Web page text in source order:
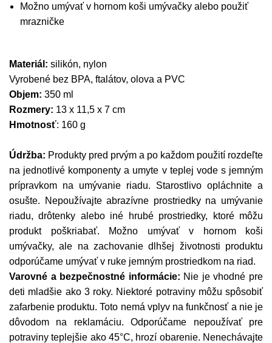
Možno umývať v hornom koši umývačky alebo použiť
mrazničke
Materiál: silikón, nylon
Vyrobené bez BPA, ftalátov, olova a PVC
Objem: 350 ml
Rozmery: 13 x 11,5 x 7 cm
Hmotnosť: 160 g
Údržba: Produkty pred prvým a po každom použití rozdeľte
na jednotlivé komponenty a umyte v teplej vode s jemným
prípravkom na umývanie riadu. Starostlivo opláchnite a
osušte. Nepoužívajte abrazívne prostriedky na umývanie
riadu, drôtenky alebo iné hrubé prostriedky, ktoré môžu
produkt poškriabať. Možno umývať v hornom koši
umývačky, ale na zachovanie dlhšej životnosti produktu
odporúčame umývať v ruke jemným prostriedkom na riad.
Varovné a bezpečnostné informácie: Nie je vhodné pre
deti mladšie ako 3 roky. Niektoré potraviny môžu spôsobiť
zafarbenie produktu. Toto nemá vplyv na funkčnosť a nie je
dôvodom na reklamáciu. Odporúčame nepoužívať pre
potraviny teplejšie ako 45°C, hrozí obarenie. Nenechávajte